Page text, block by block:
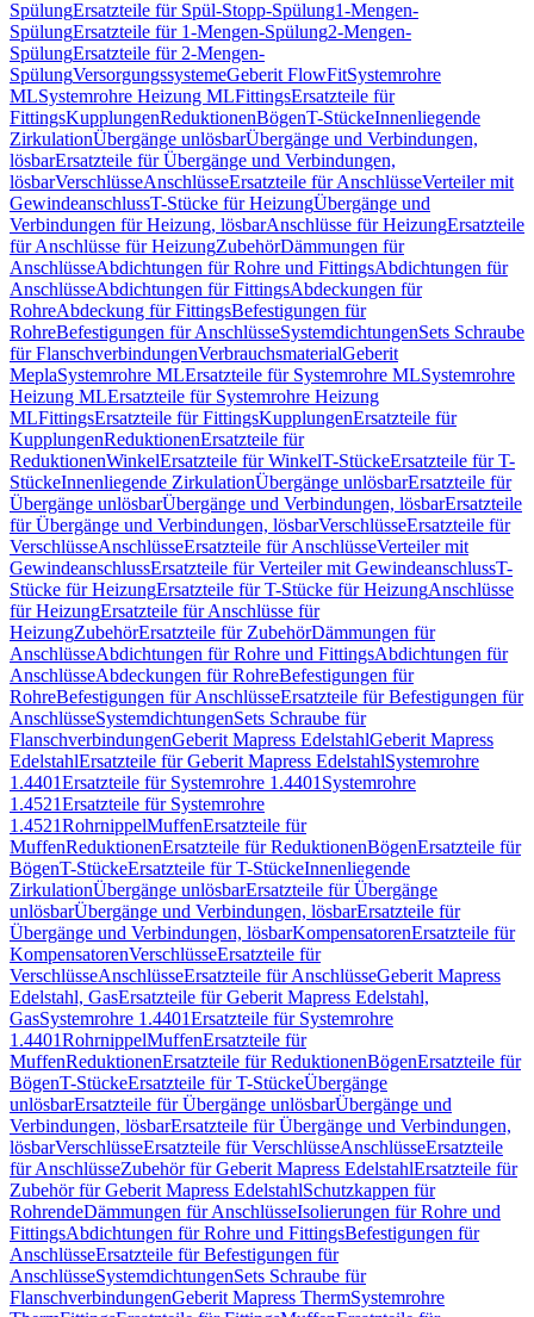
SpülungErsatzteile für Spül-Stopp-Spülung1-Mengen-
SpülungErsatzteile für 1-Mengen-Spülung2-Mengen-
SpülungErsatzteile für 2-Mengen-
SpülungVersorgungssystemeGeberit FlowFitSystemrohre
MLSystemrohre Heizung MLFittingsErsatzteile für
FittingsKupplungenReduktionenBögenT-StückeInnenliegende
ZirkulationÜbergänge unlösbarÜbergänge und Verbindungen,
lösbarErsatzteile für Übergänge und Verbindungen,
lösbarVerschlüsseAnschlüsseErsatzteile für AnschlüsseVerteiler mit
GewindeanschlussT-Stücke für HeizungÜbergänge und
Verbindungen für Heizung, lösbarAnschlüsse für HeizungErsatzteile
für Anschlüsse für HeizungZubehörDämmungen für
AnschlüsseAbdichtungen für Rohre und FittingsAbdichtungen für
AnschlüsseAbdichtungen für FittingsAbdeckungen für
RohreAbdeckung für FittingsBefestigungen für
RohreBefestigungen für AnschlüsseSystemdichtungenSets Schraube
für FlanschverbindungenVerbrauchsmaterialGeberit
MeplaSystemrohre MLErsatzteile für Systemrohre MLSystemrohre
Heizung MLErsatzteile für Systemrohre Heizung
MLFittingsErsatzteile für FittingsKupplungenErsatzteile für
KupplungenReduktionenErsatzteile für
ReduktionenWinkelErsatzteile für WinkelT-StückeErsatzteile für T-
StückeInnenliegende ZirkulationÜbergänge unlösbarErsatzteile für
Übergänge unlösbarÜbergänge und Verbindungen, lösbarErsatzteile
für Übergänge und Verbindungen, lösbarVerschlüsseErsatzteile für
VerschlüsseAnschlüsseErsatzteile für AnschlüsseVerteiler mit
GewindeanschlussErsatzteile für Verteiler mit GewindeanschlussT-
Stücke für HeizungErsatzteile für T-Stücke für HeizungAnschlüsse
für HeizungErsatzteile für Anschlüsse für
HeizungZubehörErsatzteile für ZubehörDämmungen für
AnschlüsseAbdichtungen für Rohre und FittingsAbdichtungen für
AnschlüsseAbdeckungen für RohreBefestigungen für
RohreBefestigungen für AnschlüsseErsatzteile für Befestigungen für
AnschlüsseSystemdichtungenSets Schraube für
FlanschverbindungenGeberit Mapress EdelstahlGeberit Mapress
EdelstahlErsatzteile für Geberit Mapress EdelstahlSystemrohre
1.4401Ersatzteile für Systemrohre 1.4401 Systemrohre
1.4521Ersatzteile für Systemrohre
1.4521RohrnippelMuffenErsatzteile für
MuffenReduktionenErsatzteile für ReduktionenBögenErsatzteile für
BögenT-StückeErsatzteile für T-StückeInnenliegende
ZirkulationÜbergänge unlösbarErsatzteile für Übergänge
unlösbarÜbergänge und Verbindungen, lösbarErsatzteile für
Übergänge und Verbindungen, lösbarKompensatorenErsatzteile für
KompensatorenVerschlüsseErsatzteile für
VerschlüsseAnschlüsseErsatzteile für AnschlüsseGeberit Mapress
Edelstahl, GasErsatzteile für Geberit Mapress Edelstahl,
GasSystemrohre 1.4401Ersatzteile für Systemrohre
1.4401RohrnippelMuffenErsatzteile für
MuffenReduktionenErsatzteile für ReduktionenBögenErsatzteile für
BögenT-StückeErsatzteile für T-StückeÜbergänge
unlösbarErsatzteile für Übergänge unlösbarÜbergänge und
Verbindungen, lösbarErsatzteile für Übergänge und Verbindungen,
lösbarVerschlüsseErsatzteile für VerschlüsseAnschlüsseErsatzteile
für AnschlüsseZubehör für Geberit Mapress EdelstahlErsatzteile für
Zubehör für Geberit Mapress EdelstahlSchutzkappen für
RohrendeDämmungen für AnschlüsseIsolierungen für Rohre und
FittingsAbdichtungen für Rohre und FittingsBefestigungen für
AnschlüsseErsatzteile für Befestigungen für
AnschlüsseSystemdichtungenSets Schraube für
FlanschverbindungenGeberit Mapress ThermSystemrohre